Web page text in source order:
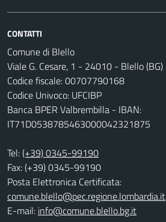
CONTATTI
Comune di Blello
Viale G. Cesare, 1 - 24010 - Blello (BG)
Codice fiscale: 00707790168
Codice Univoco: UFCIBP
Banca BPER Valbrembilla - IBAN:
IT71D0538785463000042321875
Tel:(+39) 0345-99190
Fax: (+39) 0345-99190
Posta Elettronica Certificata:
comune.blello@pec.regione.lombardia.it
E-mail: info@comune.blello.bg.it